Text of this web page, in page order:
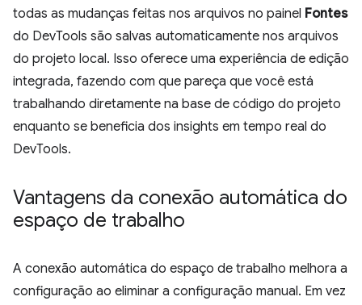
todas as mudanças feitas nos arquivos no painel Fontes
do DevTools são salvas automaticamente nos arquivos
do projeto local. Isso oferece uma experiência de edição
integrada, fazendo com que pareça que você está
trabalhando diretamente na base de código do projeto
enquanto se beneficia dos insights em tempo real do
DevTools.
Vantagens da conexão automática do
espaço de trabalho
A conexão automática do espaço de trabalho melhora a
configuração ao eliminar a configuração manual. Em vez